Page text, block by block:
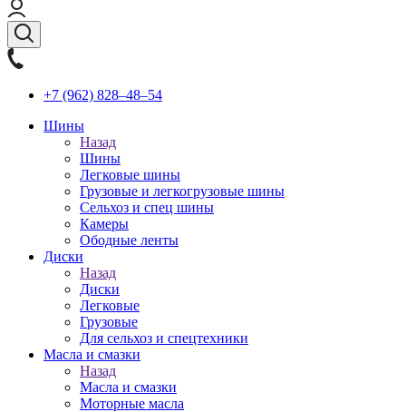
+7 (962) 828‒48‒54
Шины
Назад
Шины
Легковые шины
Грузовые и легкогрузовые шины
Сельхоз и спец шины
Камеры
Ободные ленты
Диски
Назад
Диски
Легковые
Грузовые
Для сельхоз и спецтехники
Масла и смазки
Назад
Масла и смазки
Моторные масла